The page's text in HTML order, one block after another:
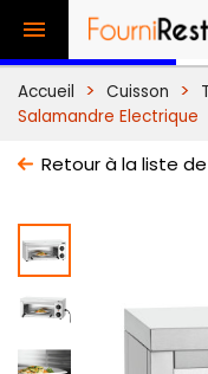

Accueil Cuisson
Salamandre Electrique
Retour à la liste